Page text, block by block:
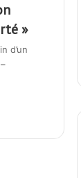
»
d’un